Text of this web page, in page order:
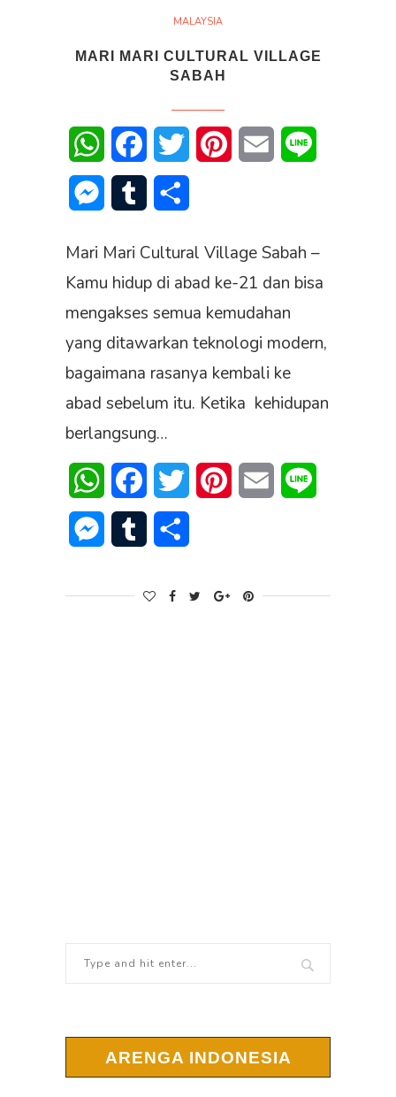
MALAYSIA
MARI MARI CULTURAL VILLAGE
SABAH
WhatsAppFacebookTwitter PinterestEmail
Messenger
Tumblr
Mari Mari Cultural Village Sabah –
Kamu hidup di abad ke-21 dan bisa
mengakses semua kemudahan
yang ditawarkan teknologi modern,
bagaimana rasanya kembali ke
abad sebelum itu. Ketika kehidupan
berlangsung…
WhatsAppFacebookTwitter PinterestEmail
Messenger
Tumblr
ARENGA INDONESIA